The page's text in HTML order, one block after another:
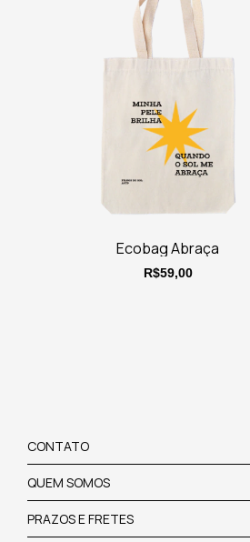
Ecobag Abraça
R$59,00
CONTATO
QUEM SOMOS
PRAZOS E FRETES